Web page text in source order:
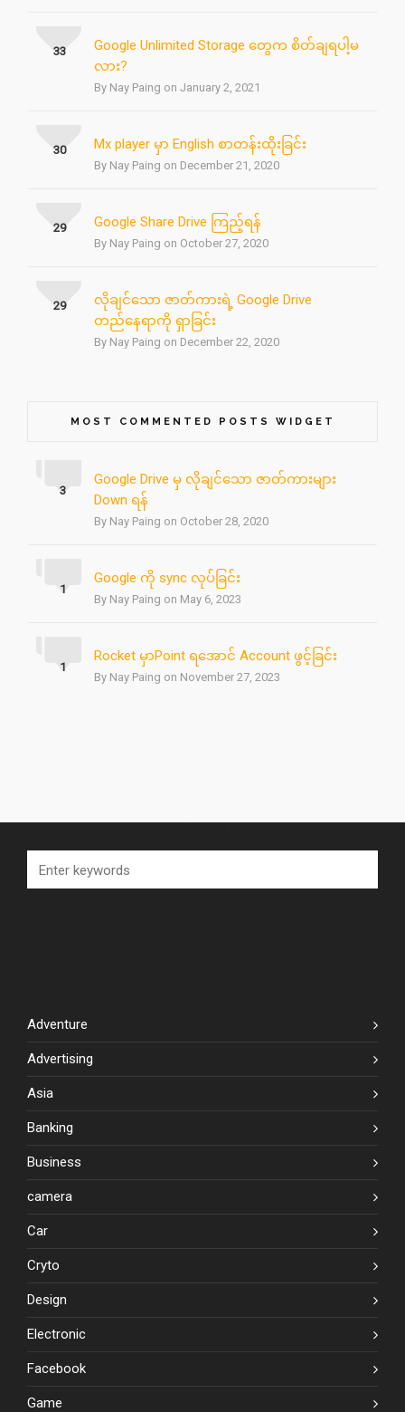
Google Unlimited Storage တွေက စိတ်ချရပါ့မ
လား?
By Nay Paing on January 2, 2021
33
Mx player မှာ English စာတန်းထိုးခြင်း
By Nay Paing on December 21, 2020
30
Google Share Drive ကြည့်ရန်
By Nay Paing on October 27, 2020
29
လိုချင်သော ဇာတ်ကားရဲ့ Google Drive
တည်နေရာကို ရှာခြင်း
By Nay Paing on December 22, 2020
29
MOST COMMENTED POSTS WIDGET
Google Drive မှ လိုချင်သော ဇာတ်ကားများ
Down ရန်
By Nay Paing on October 28, 2020
3
Google ကို sync လုပ်ခြင်း
By Nay Paing on May 6, 2023
1
Rocket မှာPoint ရအောင် Account ဖွင့်ခြင်း
By Nay Paing on November 27, 2023
1
Adventure
Advertising
Asia
Banking
Business
camera
Car
Cryto
Design
Electronic
Facebook
Game